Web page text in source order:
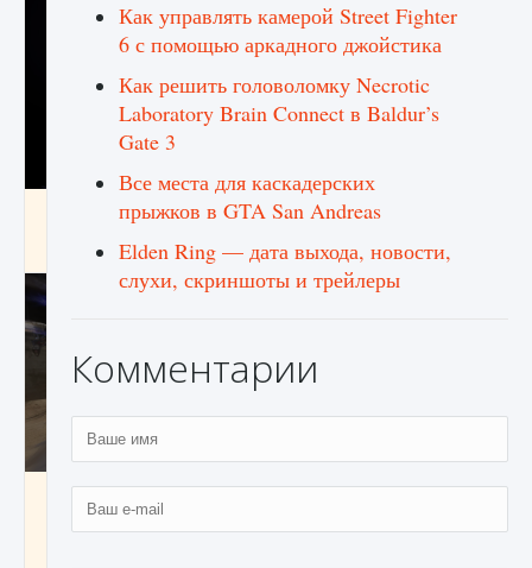
Как получить Thunder Egg в Stardew Valley
9 августа 2024 1 244 0 0
Как исправить неработающие награды For
Honor
Как управлять камерой Street Fighter
6 с помощью аркадного джойстика
Как решить головоломку Necrotic
Laboratory Brain Connect в Baldur’s
Gate 3
Все места для каскадерских
прыжков в GTA San Andreas
Elden Ring — дата выхода, новости,
слухи, скриншоты и трейлеры
Комментарии